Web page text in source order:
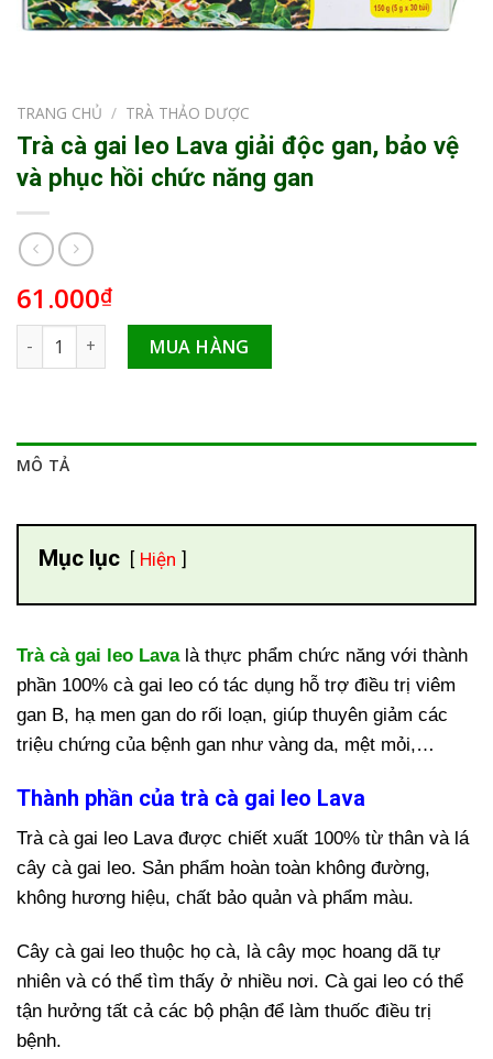
TRANG CHỦ / TRÀ THẢO DƯỢC
Trà cà gai leo Lava giải độc gan, bảo vệ
và phục hồi chức năng gan
61.000₫
Trà cà gai leo Lava giải độc gan, bảo vệ và phục hồi chức
MUA HÀNG
MÔ TẢ
Mục lục Hiện
Trà cà gai leo Lavalà thực phẩm chức năng với thành
phần 100% cà gai leo có tác dụng hỗ trợ điều trị viêm
gan B, hạ men gan do rối loạn, giúp thuyên giảm các
triệu chứng của bệnh gan như vàng da, mệt mỏi,…
Thành phần của trà cà gai leo Lava
Trà cà gai leo Lava được chiết xuất 100% từ thân và lá
cây cà gai leo. Sản phẩm hoàn toàn không đường,
không hương hiệu, chất bảo quản và phẩm màu.
Cây cà gai leo thuộc họ cà, là cây mọc hoang dã tự
nhiên và có thể tìm thấy ở nhiều nơi. Cà gai leo có thể
tận hưởng tất cả các bộ phận để làm thuốc điều trị
bệnh.